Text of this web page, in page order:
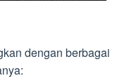
dengan berbagai